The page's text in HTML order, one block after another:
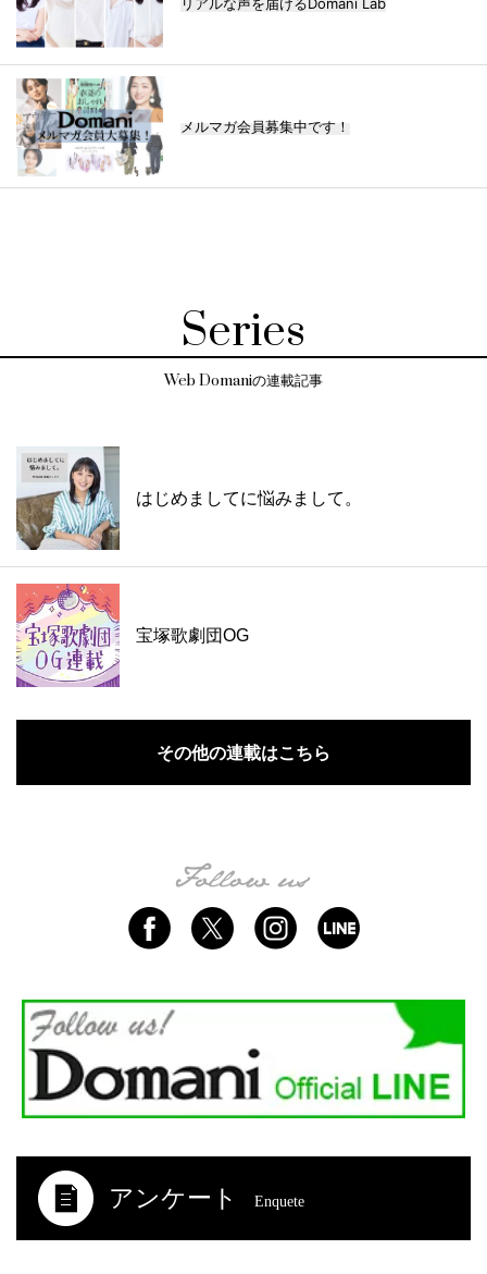
リアルな声を届けるDomani Lab
メルマガ会員募集中です！
Series
Web Domaniの連載記事
はじめましてに悩みまして。
宝塚歌劇団OG
その他の連載はこちら
アンケート Enquete